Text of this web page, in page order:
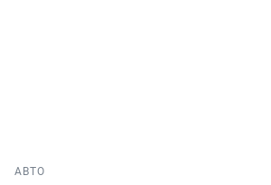
АВТО